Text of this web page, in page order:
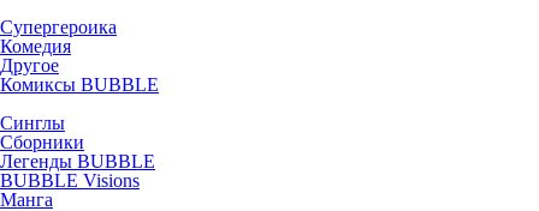
Супергероика
Комедия
Другое
Комиксы BUBBLE
Синглы
Сборники
Легенды BUBBLE
BUBBLE Visions
Манга